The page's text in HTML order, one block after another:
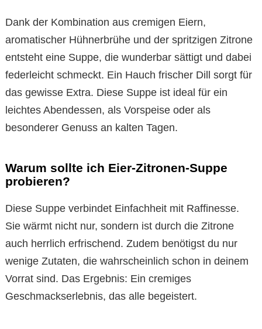
Dank der Kombination aus cremigen Eiern,
aromatischer Hühnerbrühe und der spritzigen Zitrone
entsteht eine Suppe, die wunderbar sättigt und dabei
federleicht schmeckt. Ein Hauch frischer Dill sorgt für
das gewisse Extra. Diese Suppe ist ideal für ein
leichtes Abendessen, als Vorspeise oder als
besonderer Genuss an kalten Tagen.
Warum sollte ich Eier-Zitronen-Suppe
probieren?
Diese Suppe verbindet Einfachheit mit Raffinesse.
Sie wärmt nicht nur, sondern ist durch die Zitrone
auch herrlich erfrischend. Zudem benötigst du nur
wenige Zutaten, die wahrscheinlich schon in deinem
Vorrat sind. Das Ergebnis: Ein cremiges
Geschmackserlebnis, das alle begeistert.